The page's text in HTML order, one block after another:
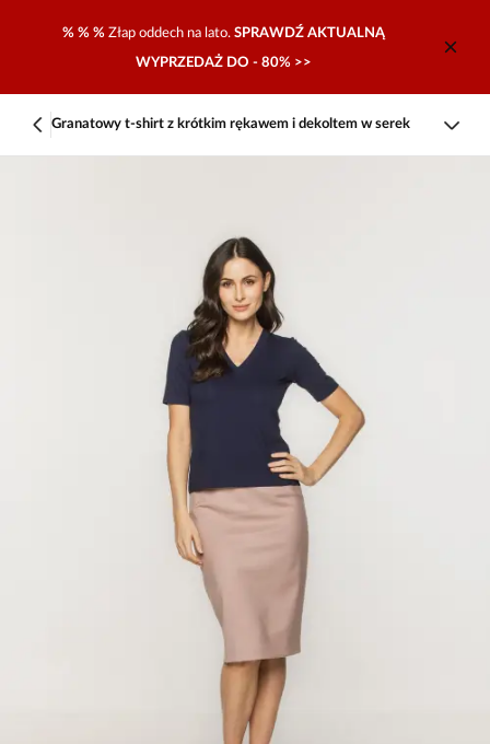
% % % Złap oddech na lato. SPRAWDŹ AKTUALNĄ
WYPRZEDAŻ DO - 80% >>
Granatowy t-shirt z krótkim rękawem i dekoltem w serek